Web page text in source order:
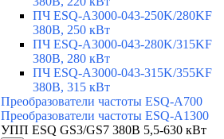
ПЧ ESQ-A3000-043-250K/280KF
380В, 250 кВт
ПЧ ESQ-A3000-043-280K/315KF
380В, 280 кВт
ПЧ ESQ-A3000-043-315K/355KF
380В, 315 кВт
Преобразователи частоты ESQ-A700
Преобразователи частоты ESQ-A1300
УПП ESQ GS3/GS7 380В 5,5-630 кВт